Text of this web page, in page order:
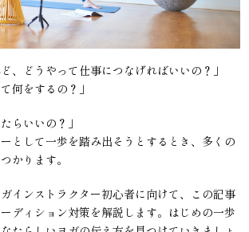
、どうやって仕事につなげればいいの？」
何をするの？」
らいいの？」
として一歩を踏み出そうとするとき、多くの
かります。
インストラクター初心者に向けて、この記事
ディション対策を解説します。はじめの一歩